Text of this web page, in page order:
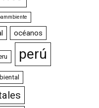
océanos
perú